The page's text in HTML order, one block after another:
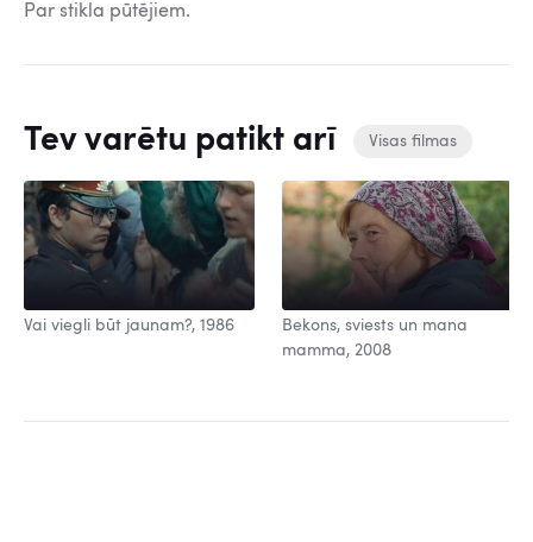
Par stikla pūtējiem.
Tev varētu patikt arī Visas filmas
Vai viegli būt jaunam?, 1986
Bekons, sviests un mana
mamma, 2008